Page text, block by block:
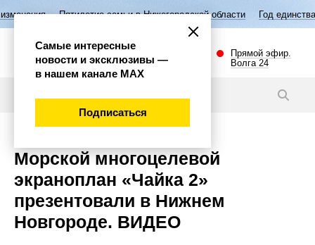
семьи в Нижегородской области Год единства народов России
Прямой эфир.
Волга 24
Морской многоцелевой
экраноплан «Чайка 2»
презентовали в Нижнем
Новгороде. ВИДЕО
Самые интересные
новости и эксклюзивы —
в нашем канале МАХ
Подписаться